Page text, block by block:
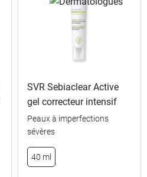
500 ml
250 ml
SVR Sebiaclear Active
gel correcteur intensif
Peaux à imperfections
sévères
40 ml